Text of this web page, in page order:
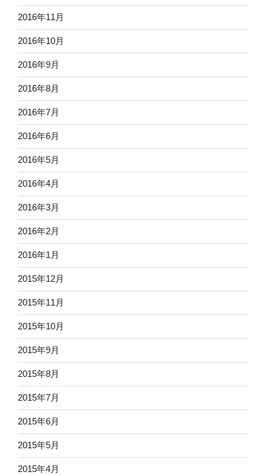
2016年11月
2016年10月
2016年9月
2016年8月
2016年7月
2016年6月
2016年5月
2016年4月
2016年3月
2016年2月
2016年1月
2015年12月
2015年11月
2015年10月
2015年9月
2015年8月
2015年7月
2015年6月
2015年5月
2015年4月